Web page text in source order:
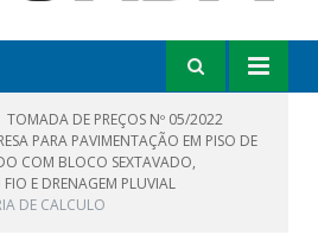
TOMADA DE PREÇOS Nº 05/2022
PARA PAVIMENTAÇÃO EM PISO DE
COM BLOCO SEXTAVADO,
E DRENAGEM PLUVIAL
DE CALCULO